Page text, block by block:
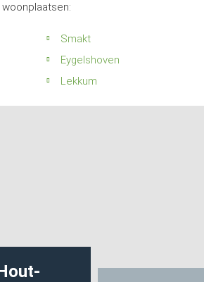
Smakt
Eygelshoven
Lekkum